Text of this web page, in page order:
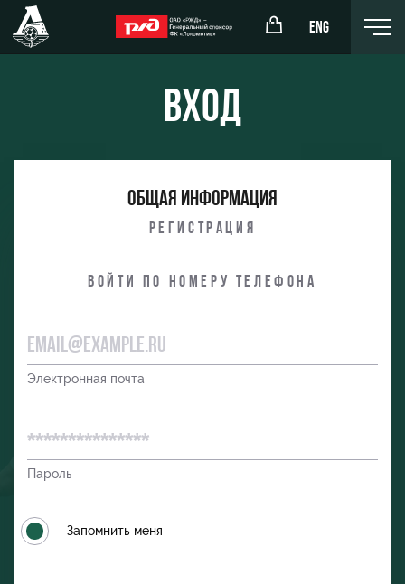
ENG
Организация мероприятий
Аренда площадей
Вход
Общая информация
Регистрация
Войти по номеру телефона
Электронная почта
Пароль
Запомнить меня